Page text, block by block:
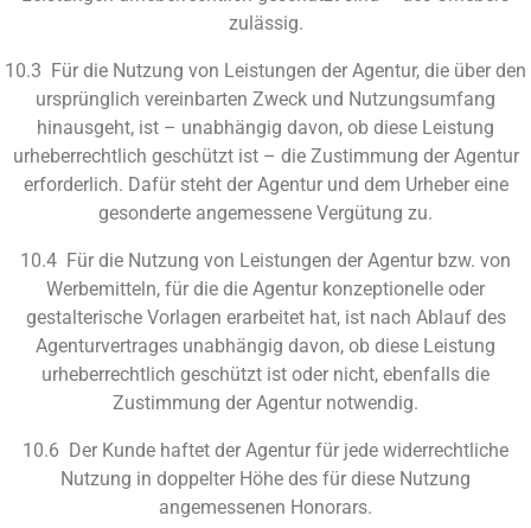
zulässig.
10.3 Für die Nutzung von Leistungen der Agentur, die über den
ursprünglich vereinbarten Zweck und Nutzungsumfang
hinausgeht, ist – unabhängig davon, ob diese Leistung
urheberrechtlich geschützt ist – die Zustimmung der Agentur
erforderlich. Dafür steht der Agentur und dem Urheber eine
gesonderte angemessene Vergütung zu.
10.4 Für die Nutzung von Leistungen der Agentur bzw. von
Werbemitteln, für die die Agentur konzeptionelle oder
gestalterische Vorlagen erarbeitet hat, ist nach Ablauf des
Agenturvertrages unabhängig davon, ob diese Leistung
urheberrechtlich geschützt ist oder nicht, ebenfalls die
Zustimmung der Agentur notwendig.
10.6 Der Kunde haftet der Agentur für jede widerrechtliche
Nutzung in doppelter Höhe des für diese Nutzung
angemessenen Honorars.